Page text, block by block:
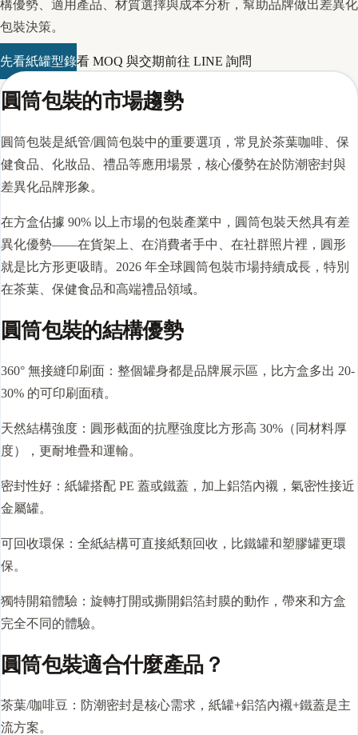
構優勢、適用產品、材質選擇與成本分析，幫助品牌做出差異化
包裝決策。
先看紙罐型錄看 MOQ 與交期前往 LINE 詢問
圓筒包裝的市場趨勢
圓筒包裝是紙管/圓筒包裝中的重要選項，常見於茶葉咖啡、保
健食品、化妝品、禮品等應用場景，核心優勢在於防潮密封與
差異化品牌形象。
在方盒佔據 90% 以上市場的包裝產業中，圓筒包裝天然具有差
異化優勢——在貨架上、在消費者手中、在社群照片裡，圓形
就是比方形更吸睛。2026 年全球圓筒包裝市場持續成長，特別
在茶葉、保健食品和高端禮品領域。
圓筒包裝的結構優勢
360° 無接縫印刷面：整個罐身都是品牌展示區，比方盒多出 20-
30% 的可印刷面積。
天然結構強度：圓形截面的抗壓強度比方形高 30%（同材料厚
度），更耐堆疊和運輸。
密封性好：紙罐搭配 PE 蓋或鐵蓋，加上鋁箔內襯，氣密性接近
金屬罐。
可回收環保：全紙結構可直接紙類回收，比鐵罐和塑膠罐更環
保。
獨特開箱體驗：旋轉打開或撕開鋁箔封膜的動作，帶來和方盒
完全不同的體驗。
圓筒包裝適合什麼產品？
茶葉/咖啡豆：防潮密封是核心需求，紙罐+鋁箔內襯+鐵蓋是主
流方案。